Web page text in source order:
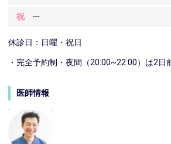
祝 ---
休診日：日曜・祝日
・完全予約制・夜間（20:00~22:00）は2日
医師情報